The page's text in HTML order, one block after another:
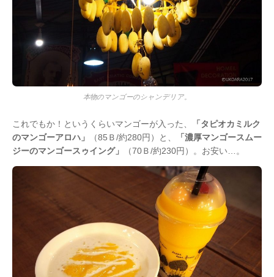
本物のマンゴーのシャンデリア。
これでもか！というくらいマンゴーが入った、
「タピオカミルク
のマンゴーアロハ」
（85Ｂ/約280円）と、
「濃厚マンゴースムー
ジーのマンゴースゥイング」
（70Ｂ/約230円）。お安い…。